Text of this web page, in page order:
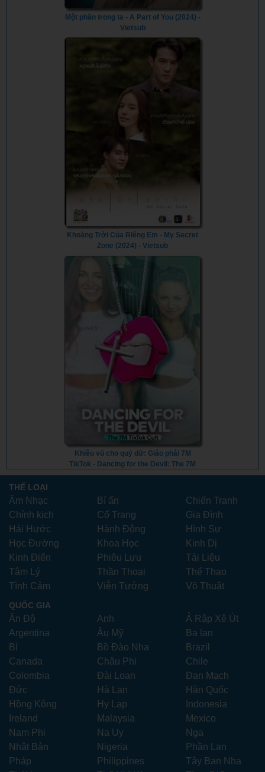
Một phần trong ta - A Part of You (2024) -
Vietsub
Khoảng Trời Của Riêng Em - My Secret
Zone (2024) - Vietsub
Khiêu vũ cho quỷ dữ: Giáo phái 7M
TikTok - Dancing for the Devil: The 7M
TikTok Cult (2024) - Vietsub
THỂ LOẠI
Âm Nhạc Bí ẩn
Chiến Tranh
Chính kịch
Cổ Trang
Gia Đình
Hài Hước
Hành Động
Hình Sự
Học Đường
Khoa Học
Kinh Dị
Kinh Điển
Phiêu Lưu
Tài Liệu
Tâm Lý
Thần Thoại
Thể Thao
Tình Cảm
Viễn Tưởng Võ Thuật
QUỐC GIA
Ấn Độ Anh
Ả Rập Xê Út
Argentina
Âu Mỹ
Ba lan
Bỉ
Bồ Đào Nha
Brazil
Canada
Châu Phi
Chile
Colombia
Đài Loan
Đan Mạch
Đức
Hà Lan
Hàn Quốc
Hồng Kông
Hy Lạp
Indonesia
Ireland
Malaysia
Mexico
Nam Phi
Na Uy
Nga
Nhật Bản
Nigeria
Phần Lan
Pháp
Philippines
Tây Ban Nha